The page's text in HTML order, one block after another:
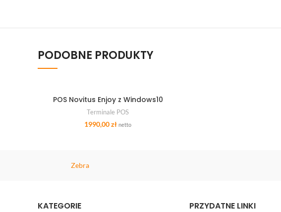
PODOBNE PRODUKTY
DODAJ DO KOSZYKA
POS Novitus Enjoy z Windows10
Terminale POS
1990,00zł netto
Zebra
KATEGORIE PRZYDATNE LINKI